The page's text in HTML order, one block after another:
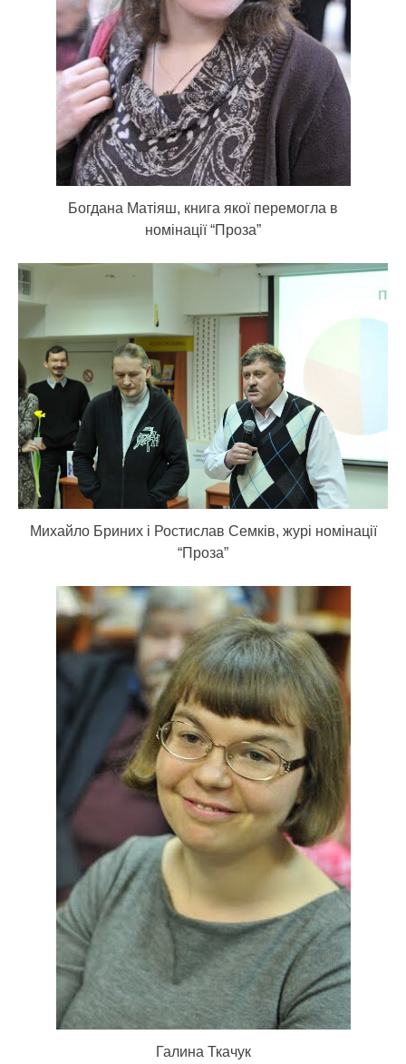
Богдана Матіяш, книга якої перемогла в
номінації “Проза”
Михайло Бриних і Ростислав Семків, журі номінації
“Проза”
Галина Ткачук